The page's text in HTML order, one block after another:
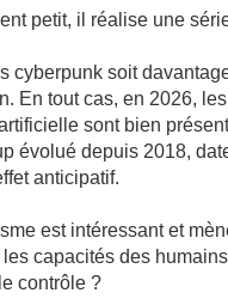
petit, il réalise une
cyberpunk soit
En tout cas, en 2026,
sont bien
évolué depuis 2018,
anticipatif.
est intéressant et
capacités des
contrôle ?